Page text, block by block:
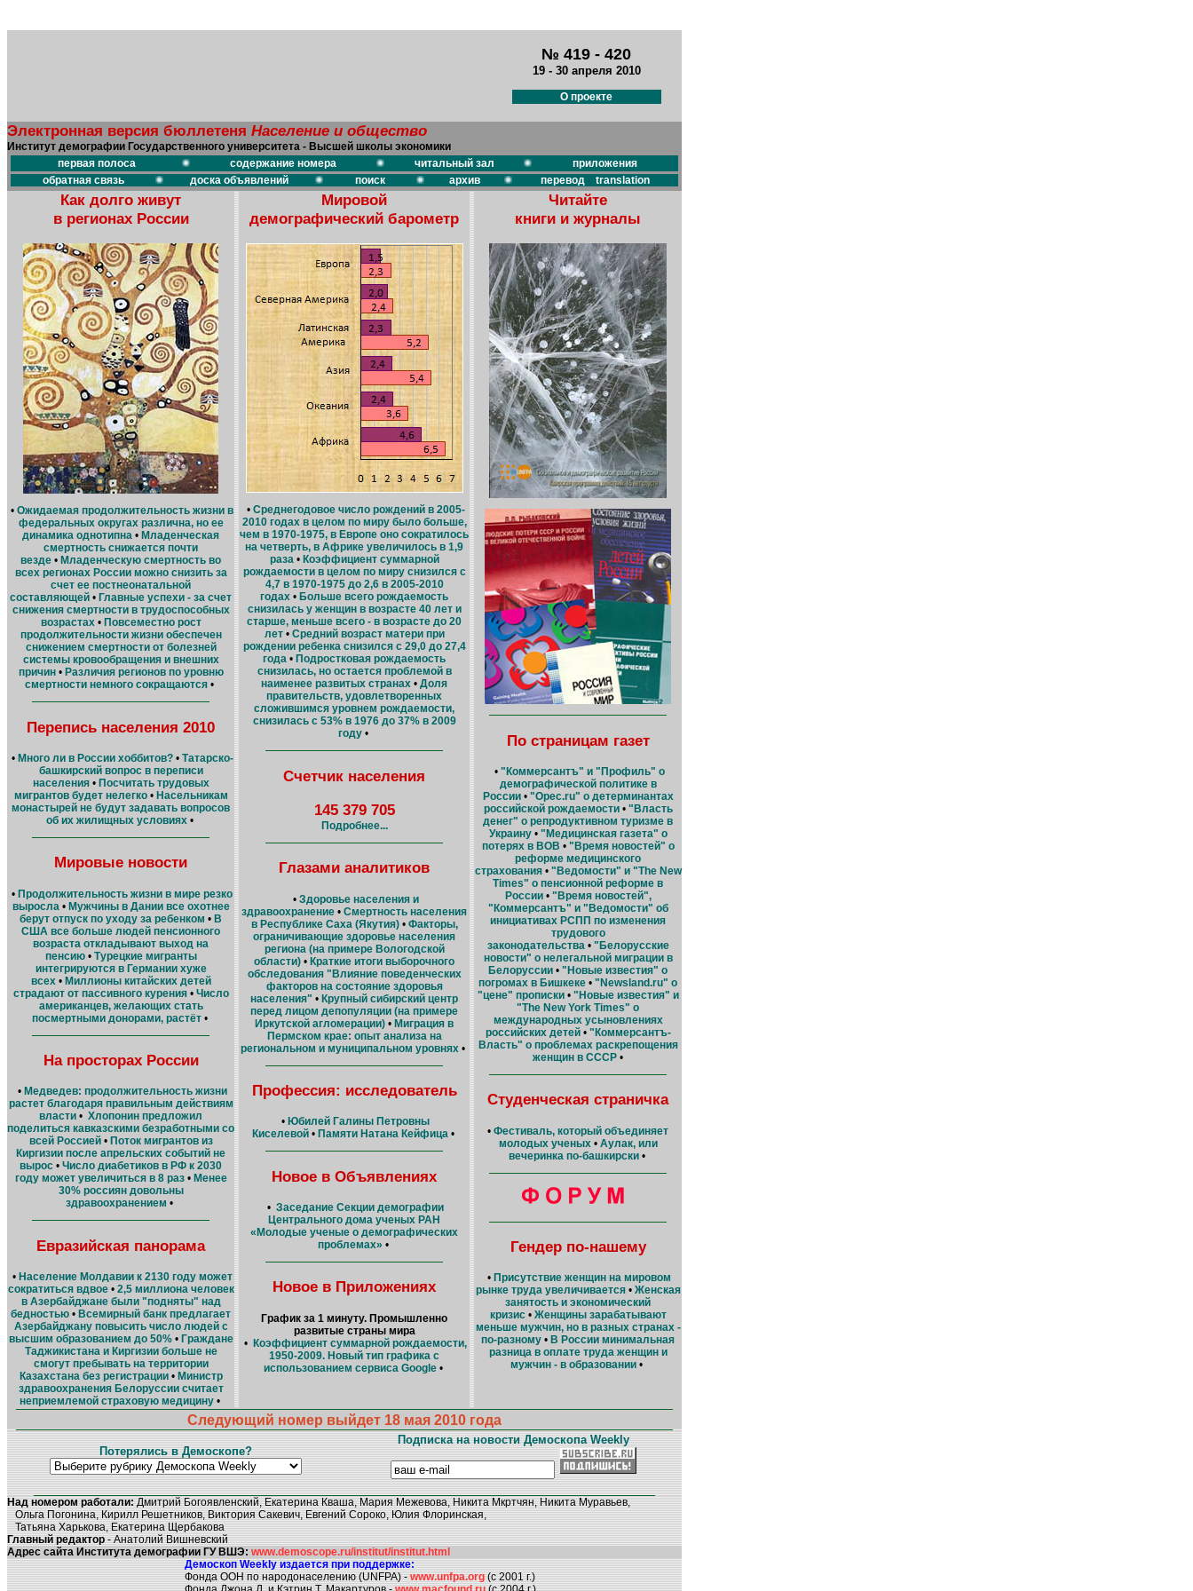
№ 419 - 420
19 - 30 апреля 2010
О проекте
Электронная версия бюллетеня Население и общество
Институт демографии Государственного университета - Высшей школы экономики
первая полоса
содержание номера читальный зал
приложения
обратная связь
доска объявлений поиск архив перевод translation
Как долго живут
в регионах России
• Ожидаемая продолжительность жизни в
федеральных округах различна, но ее
динамика однотипна • Младенческая
смертность снижается почти
везде • Младенческую смертность во
всех регионах России можно снизить за
счет ее постнеонатальной
составляющей • Главные успехи - за счет
снижения смертности в трудоспособных
возрастах• Повсеместно рост
продолжительности жизни обеспечен
снижением смертности от болезней
системы кровообращения и внешних
причин• Различия регионов по уровню
смертности немного сокращаются •
Перепись населения 2010
• Много ли в России хоббитов?• Татарско-
башкирский вопрос в переписи
населения• Посчитать трудовых
мигрантов будет нелегко• Насельникам
монастырей не будут задавать вопросов
об их жилищных условиях•
Мировые новости
• Продолжительность жизни в мире резко
выросла • Мужчины в Дании все охотнее
берут отпуск по уходу за ребенком • В
США все больше людей пенсионного
возраста откладывают выход на
пенсию• Турецкие мигранты
интегрируются в Германии хуже
всех•Миллионы китайских детей
страдают от пассивного курения• Число
американцев, желающих стать
посмертными донорами, растёт•
На просторах России
• Медведев: продолжительность жизни
растет благодаря правильным действиям
власти • Хлопонин предложил
поделиться кавказскими безработными со
всей Россией• Поток мигрантов из
Киргизии после апрельских событий не
вырос • Число диабетиков в РФ к 2030
году может увеличиться в 8 раз• Менее
30% россиян довольны
здравоохранением •
Евразийская панорама
• Население Молдавии к 2130 году может
сократиться вдвое• 2,5 миллиона человек
в Азербайджане были "подняты" над
бедностью • Всемирный банк предлагает
Азербайджану повысить число людей с
высшим образованием до 50%•Граждане
Таджикистана и Киргизии больше не
смогут пребывать на территории
Казахстана без регистрации• Министр
здравоохранения Белоруссии считает
неприемлемой страховую медицину•
Мировой
демографический барометр
• Среднегодовое число рождений в 2005-
2010 годах в целом по миру было больше,
чем в 1970-1975, в Европе оно сократилось
на четверть, в Африке увеличилось в 1,9
раза• Коэффициент суммарной
рождаемости в целом по миру снизился с
4,7 в 1970-1975 до 2,6 в 2005-2010
годах • Больше всего рождаемость
снизилась у женщин в возрасте 40 лет и
старше, меньше всего - в возрасте до 20
лет• Средний возраст матери при
рождении ребенка снизился с 29,0 до 27,4
года • Подростковая рождаемость
снизилась, но остается проблемой в
наименее развитых странах • Доля
правительств, удовлетворенных
сложившимся уровнем рождаемости,
снизилась с 53% в 1976 до 37% в 2009
году•
Счетчик населения
145 379 705
Подробнее...
Глазами аналитиков
• Здоровье населения и
здравоохранение • Смертность населения
в Республике Саха (Якутия)• Факторы,
ограничивающие здоровье населения
региона (на примере Вологодской
области) • Краткие итоги выборочного
обследования "Влияние поведенческих
факторов на состояние здоровья
населения" • Крупный сибирский центр
перед лицом депопуляции (на примере
Иркутской агломерации) • Миграция в
Пермском крае: опыт анализа на
региональном и муниципальном уровнях •
Профессия: исследователь
• Юбилей Галины Петровны
Киселевой• Памяти Натана Кейфица•
Новое в Объявлениях
• Заседание Cекции демографии
Центрального дома ученых РАН
«Молодые ученые о демографических
проблемах» •
Новое в Приложениях
График за 1 минуту. Промышленно
развитые страны мира
• Коэффициент суммарной рождаемости,
1950-2009. Новый тип графика с
использованием сервиса Google•
Читайте
книги и журналы
По страницам газет
• "Коммерсантъ" и "Профиль" о
демографической политике в
России• "Opec.ru" о детерминантах
российской рождаемости•"Власть
денег" о репродуктивном туризме в
Украину• "Медицинская газета" о
потерях в ВОВ • "Время новостей" о
реформе медицинского
страхования•"Ведомости" и "The New
Times" о пенсионной реформе в
России•"Время новостей",
"Коммерсантъ" и "Ведомости" об
инициативах РСПП по изменения
трудового
законодательства•"Белорусские
новости" о нелегальной миграции в
Белоруссии • "Новые известия" о
погромах в Бишкеке • "Newsland.ru" о
"цене" прописки•"Новые известия" и
"The New York Times" о
международных усыновлениях
российских детей•"Коммерсантъ-
Власть" о проблемах раскрепощения
женщин в СССР •
Студенческая страничка
• Фестиваль, который объединяет
молодых ученых• Аулак, или
вечеринка по-башкирски•
Гендер по-нашему
• Присутствие женщин на мировом
рынке труда увеличивается• Женская
занятость и экономический
кризис• Женщины зарабатывают
меньше мужчин, но в разных странах -
по-разному • В России минимальная
разница в оплате труда женщин и
мужчин - в образовании •
Следующий номер выйдет 18 мая 2010 года
Потерялись в Демоскопе?
Подписка на новости Демоскопа Weekly
Над номером работали:Дмитрий Богоявленский, Екатерина Кваша, Мария Межевова, Никита Мкртчян, Никита Муравьев,
Ольга Погонина, Кирилл Решетников, Виктория Сакевич, Евгений Сороко, Юлия Флоринская,
Татьяна Харькова, Екатерина Щербакова
Главный редактор- Анатолий Вишневский
Адрес сайта Института демографии ГУ ВШЭ: www.demoscope.ru/institut/institut.html
Демоскоп Weekly издается при поддержке:
Фонда ООН по народонаселению (UNFPA) -www.unfpa.org(c 2001 г.)